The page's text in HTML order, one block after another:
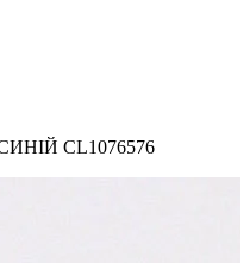
CL1076576